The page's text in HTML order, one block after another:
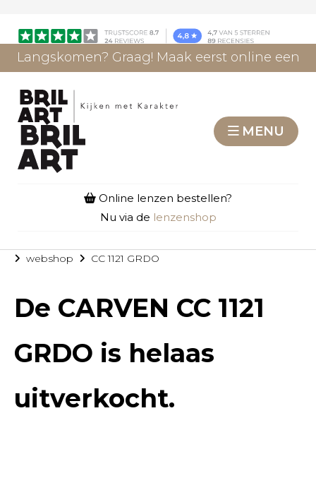
Langskomen? Graag! Maak eerst online een
MENU
Online lenzen bestellen?
Nu via de lenzenshop
webshop CC 1121 GRDO
De CARVEN CC 1121
GRDO is helaas
uitverkocht.